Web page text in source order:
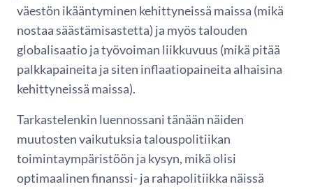
väestön ikääntyminen kehittyneissä maissa (mikä
nostaa säästämisastetta) ja myös talouden
globalisaatio ja työvoiman liikkuvuus (mikä pitää
palkkapaineita ja siten inflaatiopaineita alhaisina
kehittyneissä maissa).
Tarkastelenkin luennossani tänään näiden
muutosten vaikutuksia talouspolitiikan
toimintaympäristöön ja kysyn, mikä olisi
optimaalinen finanssi- ja rahapolitiikka näissä